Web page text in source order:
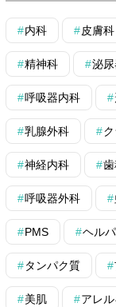
内科 皮膚科
精神科 泌
呼吸器内科
乳腺外科
神経内科 歯
呼吸器外科
PMS ヘル
タンパク質
美肌 アレ